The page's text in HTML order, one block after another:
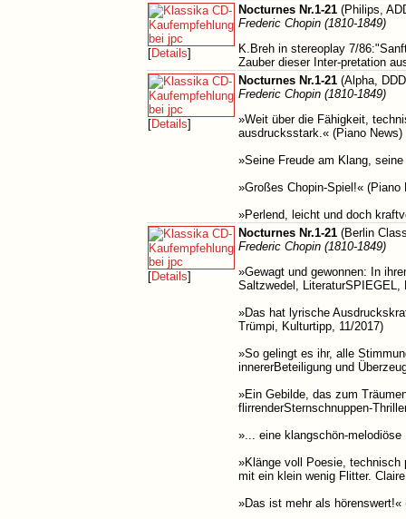
[Details]
Nocturnes Nr.1-21 (Philips,
Frederic Chopin (1810-1849)
K.Breh in stereoplay 7/
Zauber dieser Inter-pretation
[Details]
Nocturnes Nr.1-21 (Alpha,
Frederic Chopin (1810-1849)
»Weit über die Fähigkeit,
ausdrucksstark.« (Piano News)
»Seine Freude am Klang,
»Großes Chopin-Spiel!« (Piano
»Perlend, leicht und doch
[Details]
Nocturnes Nr.1-21 (Berlin
Frederic Chopin (1810-1849)
»Gewagt und gewonnen: In
Saltzwedel, LiteraturSPIEGEL,
»Das hat lyrische
Trümpi, Kulturtipp, 11/2017)
»So gelingt es ihr, alle
innererBeteiligung und
»Ein Gebilde, das zum
flirrenderSternschnuppen-
»... eine klangschön-
»Klänge voll Poesie, technisch
mit ein klein wenig Flitter.
»Das ist mehr als